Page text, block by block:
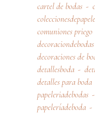
cartel de bodas
comuniones priego
decoraciondebodas
decoraciones de
detallesboda
detalles para boda
papeleriadebodas
papeleríadeboda